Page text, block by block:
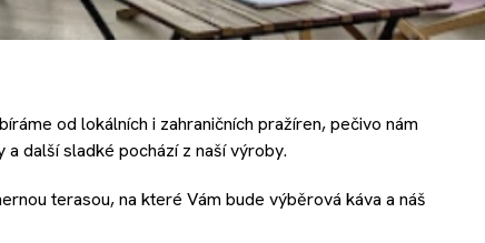
od lokálních i zahraničních pražíren, pečivo nám
další sladké pochází z naší výroby.
terasou, na které Vám bude výběrová káva a náš